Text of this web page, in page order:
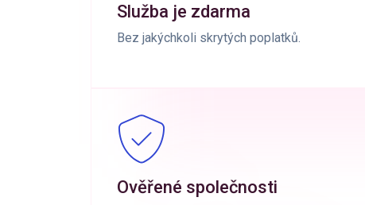
Služba je zdarma
Bez jakýchkoli skrytých poplatků.
Ověřené společnosti